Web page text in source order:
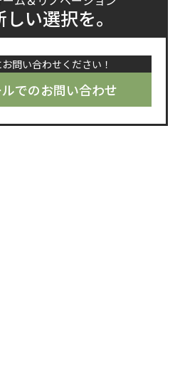
い選択を。
問い合わせください！
ルでのお問い合わせ